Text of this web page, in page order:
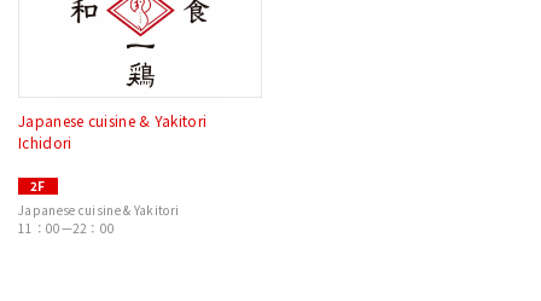
Japanese cuisine & Yakitori
Ichidori
2F
Japanese cuisine & Yakitori
11：00—22：00